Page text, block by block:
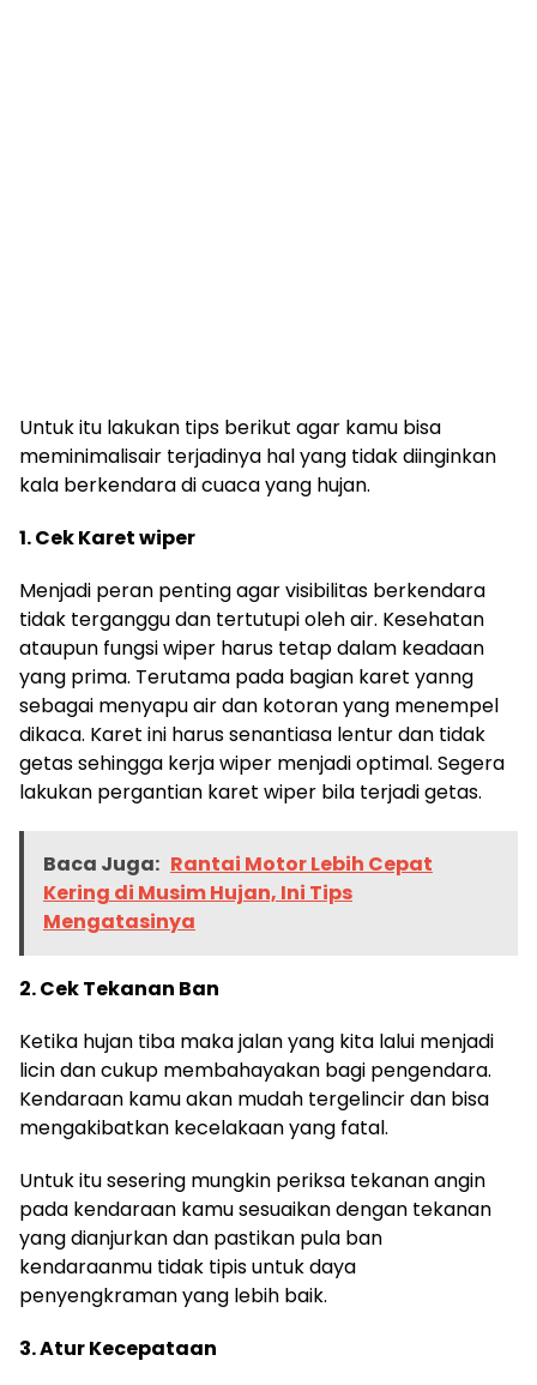
Untuk itu lakukan tips berikut agar kamu bisa
meminimalisair terjadinya hal yang tidak diinginkan
kala berkendara di cuaca yang hujan.
1. Cek Karet wiper
Menjadi peran penting agar visibilitas berkendara
tidak terganggu dan tertutupi oleh air. Kesehatan
ataupun fungsi wiper harus tetap dalam keadaan
yang prima. Terutama pada bagian karet yanng
sebagai menyapu air dan kotoran yang menempel
dikaca. Karet ini harus senantiasa lentur dan tidak
getas sehingga kerja wiper menjadi optimal. Segera
lakukan pergantian karet wiper bila terjadi getas.
Baca Juga: Rantai Motor Lebih Cepat
Kering di Musim Hujan, Ini Tips
Mengatasinya
2. Cek Tekanan Ban
Ketika hujan tiba maka jalan yang kita lalui menjadi
licin dan cukup membahayakan bagi pengendara.
Kendaraan kamu akan mudah tergelincir dan bisa
mengakibatkan kecelakaan yang fatal.
Untuk itu sesering mungkin periksa tekanan angin
pada kendaraan kamu sesuaikan dengan tekanan
yang dianjurkan dan pastikan pula ban
kendaraanmu tidak tipis untuk daya
penyengkraman yang lebih baik.
3. Atur Kecepataan